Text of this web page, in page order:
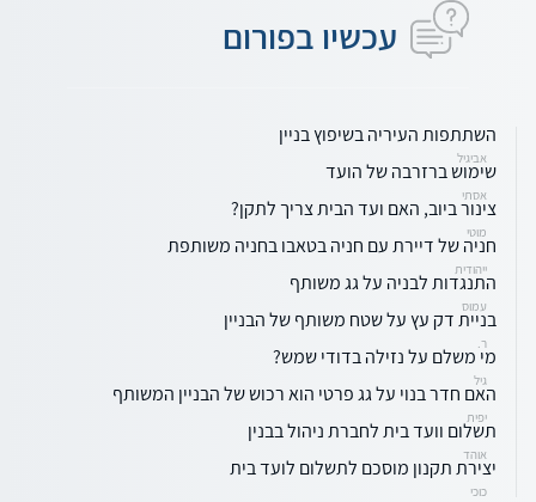
עכשיו בפורום
השתתפות העיריה בשיפוץ בניין
אביגיל
שימוש ברזרבה של הועד
אסתי
צינור ביוב, האם ועד הבית צריך לתקן?
מוטי
חניה של דיירת עם חניה בטאבו בחניה משותפת
ייהודית
התנגדות לבניה על גג משותף
עמוס
בניית דק עץ על שטח משותף של הבניין
ר.
מי משלם על נזילה בדודי שמש?
גיל
האם חדר בנוי על גג פרטי הוא רכוש של הבניין המשותף
יפית
תשלום וועד בית לחברת ניהול בבנין
אוהד
יצירת תקנון מוסכם לתשלום לועד בית
כוכי